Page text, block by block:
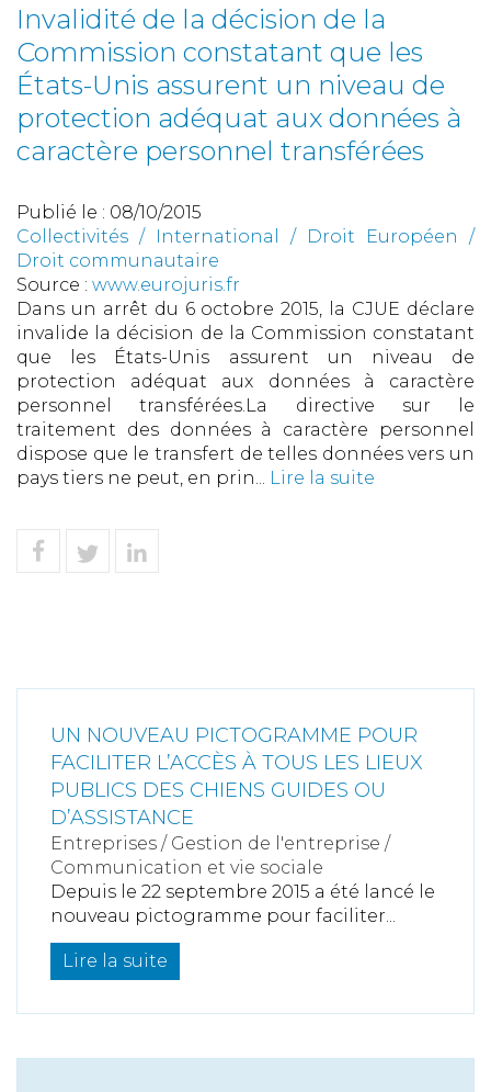
Invalidité de la décision de la
Commission constatant que les
États-Unis assurent un niveau de
protection adéquat aux données à
caractère personnel transférées
Publié le : 08/10/2015
Collectivités / International /
Droit Européen /
Droit communautaire
Source : www.eurojuris.fr
Dans un arrêt du 6 octobre 2015, la CJUE déclare
invalide la décision de la Commission constatant
que les États-Unis assurent un niveau de
protection adéquat aux données à caractère
personnel transférées.La directive sur le
traitement des données à caractère personnel
dispose que le transfert de telles données vers un
pays tiers ne peut, en prin... Lire la suite
UN NOUVEAU PICTOGRAMME POUR
FACILITER L’ACCÈS À TOUS LES LIEUX
PUBLICS DES CHIENS GUIDES OU
D’ASSISTANCE
Entreprises / Gestion de l'entreprise /
Communication et vie sociale
Depuis le 22 septembre 2015 a été lancé le
nouveau pictogramme pour faciliter...
Lire la suite